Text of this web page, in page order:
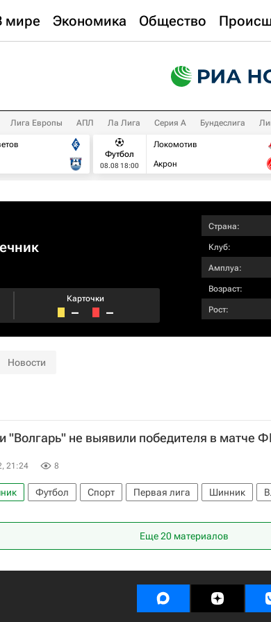
мире Экономика Общество
Лига Европы АПЛ Ла Лига Серия А Бундеслига
Футбол
08.08 18:00
Локомотив
Акрон
Карточки
– –
Страна:
Клуб:
Амплуа:
Возраст:
Рост:
Новости
"Волгарь" не выявили победителя в матче
21:24 8
Футбол Спорт Первая лига Шинник
Еще 20 материалов